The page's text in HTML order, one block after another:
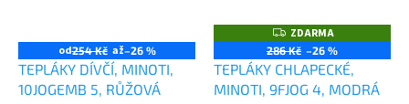
od254 Kč až–26 %
TEPLÁKY DÍVČÍ, MINOTI,
10JOGEMB 5, RŮŽOVÁ
Z
D
A
R
M
A
ZDARMA
286 Kč –26 %
TEPLÁKY CHLAPECKÉ,
MINOTI, 9FJOG 4, MODRÁ